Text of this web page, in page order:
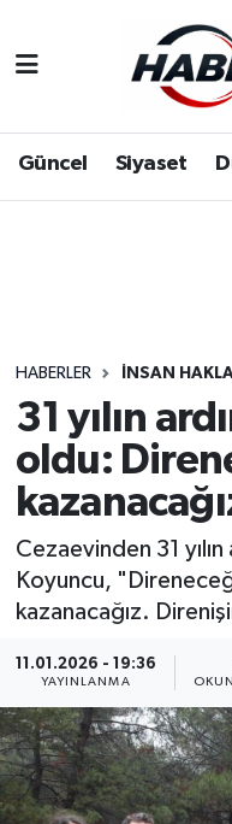
Güncel Siyaset
HABERLER İNSAN
31 yılın
oldu:
Cezaevinden 31
Koyuncu,
kazanacağız.
11.01.2026 - 19:36
YAYINLANMA